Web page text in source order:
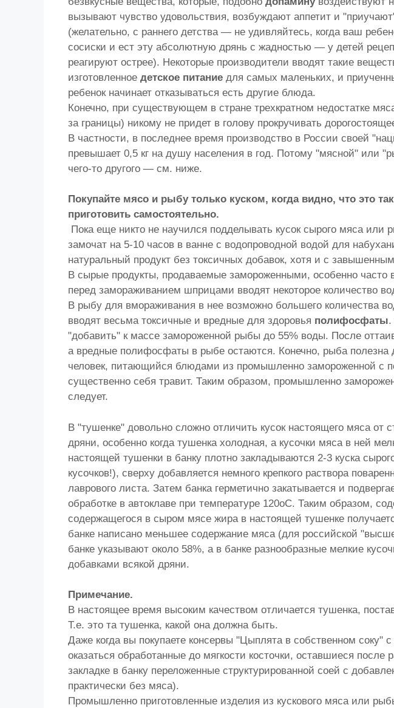
вызывают чувство удовольствия, возбуждают аппетит и
(желательно, с раннего детства — не удивляйтесь, когда ваш
сосиски и ест эту абсолютную дрянь с жадностью — у детей
реагируют острее). Некоторые производители вводят такие
изготовленное детское питание для самых маленьких, и
ребенок начинает отказываться есть другие блюда.
Конечно, при существующем в стране трехкратном недостатке
за границы) никому не придет в голову прокручивать
В частности, в последнее время производство в России своей
превышает 0,5 кг на душу населения в год. Потому "мясной" или
чего-то другого — см. ниже.
Покупайте мясо и рыбу только куском, когда видно, что это
приготовить самостоятельно.
Пока еще никто не научился подделывать кусок сырого мяса или
замочат на 5-10 часов в ванне с водопроводной водой для
натуральный продукт без токсичных добавок, хотя и с
В сырые продукты, продаваемые замороженными, особенно часто
перед замораживанием шприцами вводят некоторое количество
В рыбу для вмораживания в нее возможно большего количества
вводят весьма токсичные и вредные для здоровья полифосфаты.
"добавить" к массе замороженной рыбы до 55% воды. После
а вредные полифосфаты в рыбе остаются. Конечно, рыба полезна
человек, питающийся блюдами из промышленно замороженной с
существенно себя травит. Таким образом, промышленно
следует.
В "тушенке" довольно сложно отличить кусок настоящего мяса от
дряни, особенно когда тушенка холодная, а кусочки мяса в ней
настоящей тушенки в банку плотно закладываются 2-3 куска
кусочков!), сверху добавляется немного крепкого раствора
лаврового листа. Затем банка герметично закатывается и
обработке в автоклаве при температуре 120оС. Таким образом,
содержащегося в сыром мясе жира в настоящей тушенке
банке написано меньшее содержание мяса (для российской
банке указывают около 58%, а в банке разнообразные мелкие
добавками всякой дряни.
Примечание.
В настоящее время высоким качеством отличается тушенка,
Т.е. это та тушенка, какой она должна быть.
Даже когда вы покупаете консервы "Цыплята в собственном соку" с
оказаться обработанные до мягкости косточки, оставшиеся после
закладке в банку переложенные структурированной соей с
практически без мяса).
Промышленно приготовленные изделия из кускового мяса или